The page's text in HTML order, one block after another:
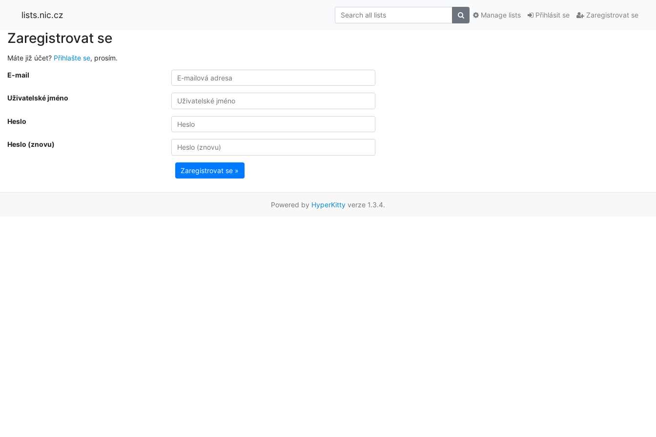
lists.nic.cz Přihlásit se Zaregistrovat se
Manage lists
Zaregistrovat se
Máte již účet? Přihlašte se, prosím.
E-mail
Uživatelské jméno
Heslo
Heslo (znovu)
Zaregistrovat se »
Powered by HyperKitty verze 1.3.4.